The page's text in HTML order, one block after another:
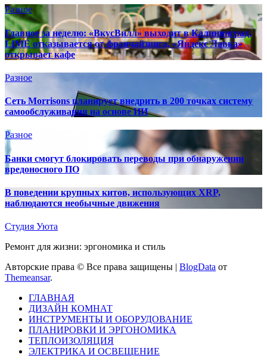
Разное
Главное за неделю: «ВкусВилл» выходит в Калининград,
LIMÉ отказывается от франчайзинга, «Яндекс Лавка»
открывает кафе
Разное
Сеть Morrisons планирует внедрить в 200 точках систему
самообслуживания на основе ИИ
Разное
Банки смогут блокировать переводы при обнаружении
вредоносного ПО
В поведении крупных китов, использующих XRP,
наблюдаются необычные движения
Студия Уюта
Ремонт для жизни: эргономика и стиль
Авторские права © Все права защищены | BlogData от
Themeansar.
ГЛАВНАЯ
ДИЗАЙН КОМНАТ
ИНСТРУМЕНТЫ И ОБОРУДОВАНИЕ
ПЛАНИРОВКИ И ЭРГОНОМИКА
ТЕПЛОИЗОЛЯЦИЯ
ЭЛЕКТРИКА И ОСВЕЩЕНИЕ